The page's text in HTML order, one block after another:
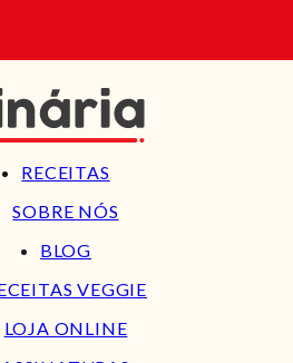
RECEITAS
SOBRE NÓS
BLOG
VEGGIE
LOJA ONLINE